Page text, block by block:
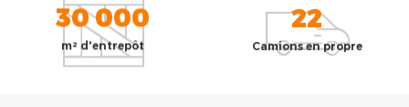
30 000
m² d'entrepôt
22
Camions en propre